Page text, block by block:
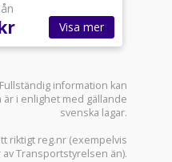
Visa mer
information kan
i enlighet med gällande
svenska lagar.
riktigt reg.nr (exempelvis
Transportstyrelsen än).